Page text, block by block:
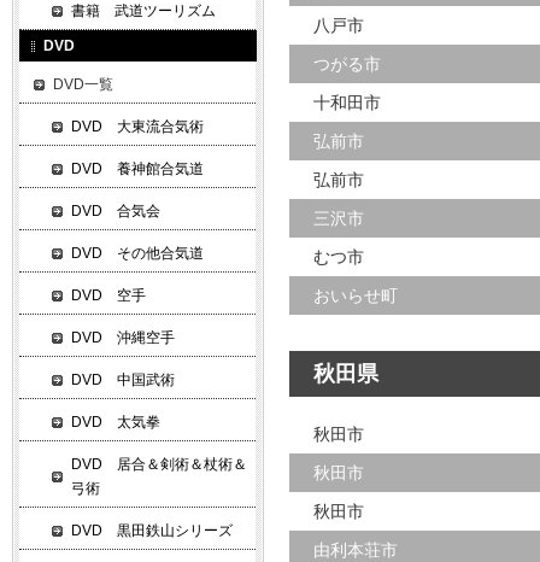
八戸市
つがる市
十和田市
弘前市
弘前市
三沢市
むつ市
おいらせ町
秋田県
秋田市
秋田市
秋田市
由利本荘市
書籍 武道ツーリズム
DVD
DVD一覧
DVD 大東流合気術
DVD 養神館合気道
DVD 合気会
DVD その他合気道
DVD 空手
DVD 沖縄空手
DVD 中国武術
DVD 太気拳
DVD 居合＆剣術＆杖術＆
弓術
DVD 黒田鉄山シリーズ